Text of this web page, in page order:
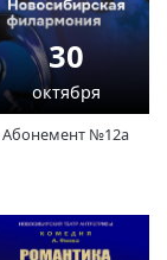
30
октября
Абонемент №12а